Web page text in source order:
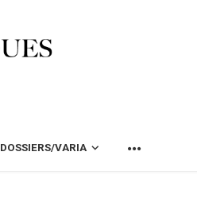
DOSSIERS/VARIA